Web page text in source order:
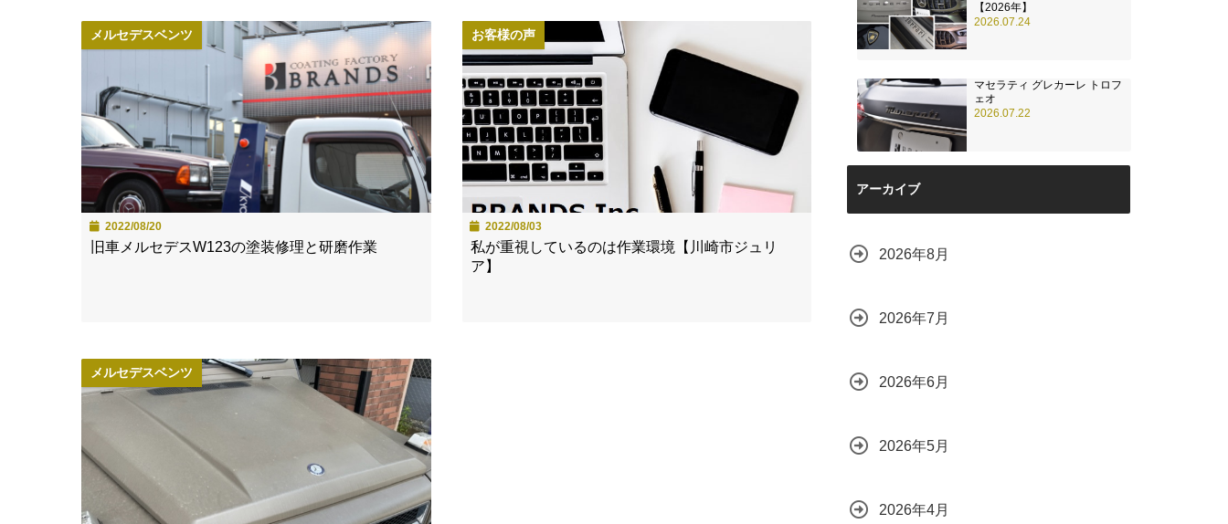
メルセデスベンツ
2022/08/20
旧車メルセデスW123の塗装修理と研磨作業
お客様の声
2022/08/03
私が重視しているのは作業環境【川崎市ジュリ
ア】
メルセデスベンツ
【2026年】
2026.07.24
マセラティ グレカーレ トロフ
ェオ
2026.07.22
アーカイブ
2026年8月
2026年7月
2026年6月
2026年5月
2026年4月